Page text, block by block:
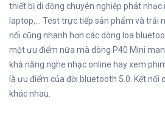
thiết bị di động chuyên nghiệp phát nhạc
laptop,… Test trực tiếp sản phẩm và trải
nối cũng nhanh hơn các dòng loa
một ưu điểm nữa mà dòng P40 Mini
khả năng nghe nhạc online hay xem
là ưu điểm của đời bluetooth 5.0. Kết nối
khác nhau.